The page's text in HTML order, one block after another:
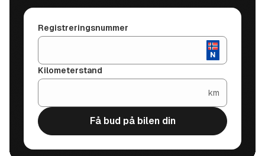
Registreringsnummer
Kilometerstand
km
Få bud på bilen din